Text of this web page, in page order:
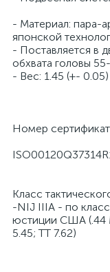
- Материал: пара-
японской
- Поставляется в
обхвата головы
- Вес: 1.45 (+- 0.05)
Номер
Класс
-NIJ IIIA - по
юстиции США (.44
5.45; ТТ 7.62)